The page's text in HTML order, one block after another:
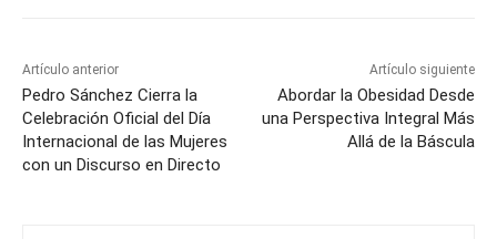
Artículo anterior
Pedro Sánchez Cierra la
Celebración Oficial del Día
Internacional de las Mujeres
con un Discurso en Directo
Artículo siguiente
Abordar la Obesidad Desde
una Perspectiva Integral Más
Allá de la Báscula